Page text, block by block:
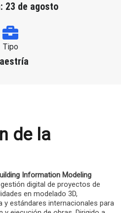
23 de agosto
Tipo
de la
Information Modeling
digital de proyectos de
en modelado 3D,
y estándares internacionales para